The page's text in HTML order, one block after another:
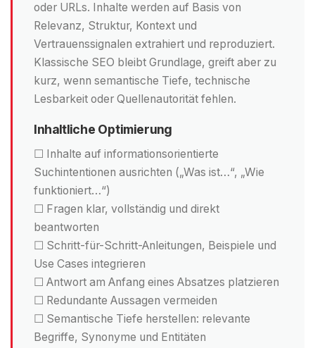
oder URLs. Inhalte werden auf Basis von
Relevanz, Struktur, Kontext und
Vertrauenssignalen extrahiert und reproduziert.
Klassische SEO bleibt Grundlage, greift aber zu
kurz, wenn semantische Tiefe, technische
Lesbarkeit oder Quellenautorität fehlen.
Inhaltliche Optimierung
☐ Inhalte auf informationsorientierte
Suchintentionen ausrichten („Was ist…“, „Wie
funktioniert…“)
☐ Fragen klar, vollständig und direkt
beantworten
☐ Schritt-für-Schritt-Anleitungen, Beispiele und
Use Cases integrieren
☐ Antwort am Anfang eines Absatzes platzieren
☐ Redundante Aussagen vermeiden
☐ Semantische Tiefe herstellen: relevante
Begriffe, Synonyme und Entitäten